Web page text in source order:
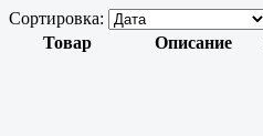
Сортировка:
Товар
Описание